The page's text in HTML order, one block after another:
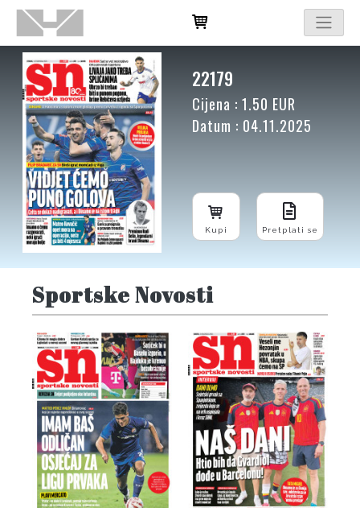
22179
Cijena : 1.50 EUR
Datum : 04.11.2025
Kupi Pretplati se
Sportske Novosti